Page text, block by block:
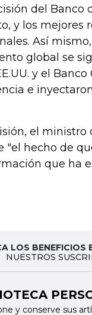
del Banco
y los mejores
Así
global se
y el
e
el ministro
"el hecho de
que ha
LOS BENEFICIOS
NUESTROS
y conserve sus